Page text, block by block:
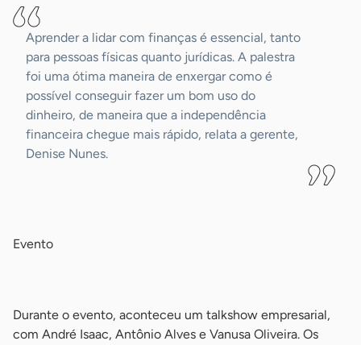
Aprender a lidar com finanças é essencial, tanto
para pessoas físicas quanto jurídicas. A palestra
foi uma ótima maneira de enxergar como é
possível conseguir fazer um bom uso do
dinheiro, de maneira que a independência
financeira chegue mais rápido, relata a gerente,
Denise Nunes.
Evento
Durante o evento, aconteceu um talkshow empresarial,
com André Isaac, Antônio Alves e Vanusa Oliveira. Os